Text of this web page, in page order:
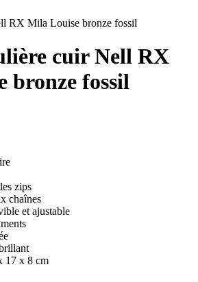
RX Mila Louise bronze fossil
cuir Nell RX
bronze fossil
zips
chaînes
et ajustable
17 x 8 cm